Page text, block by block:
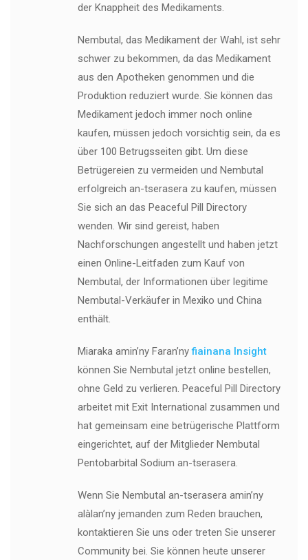
der Knappheit des Medikaments.
Nembutal, das Medikament der Wahl, ist sehr
schwer zu bekommen, da das Medikament
aus den Apotheken genommen und die
Produktion reduziert wurde. Sie können das
Medikament jedoch immer noch online
kaufen, müssen jedoch vorsichtig sein, da es
über 100 Betrugsseiten gibt. Um diese
Betrügereien zu vermeiden und Nembutal
erfolgreich an-tserasera zu kaufen, müssen
Sie sich an das Peaceful Pill Directory
wenden. Wir sind gereist, haben
Nachforschungen angestellt und haben jetzt
einen Online-Leitfaden zum Kauf von
Nembutal, der Informationen über legitime
Nembutal-Verkäufer in Mexiko und China
enthält.
Miaraka amin’ny Faran’nyfiainana Insight
können Sie Nembutal jetzt online bestellen,
ohne Geld zu verlieren. Peaceful Pill Directory
arbeitet mit Exit International zusammen und
hat gemeinsam eine betrügerische Plattform
eingerichtet, auf der Mitglieder Nembutal
Pentobarbital Sodium an-tserasera.
Wenn Sie Nembutal an-tserasera amin’ny
alàlan’ny jemanden zum Reden brauchen,
kontaktieren Sie uns oder treten Sie unserer
Community bei. Sie können heute unserer